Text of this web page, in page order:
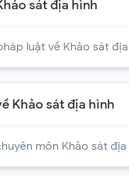
sát địa hình
luật về Khảo sát
Khảo sát địa hình
môn Khảo sát địa